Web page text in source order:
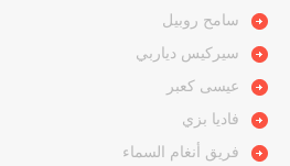
سامح روبيل
سيركيس دياربي
عيسى كعبر
فاديا بزي
فريق أنغام السماء